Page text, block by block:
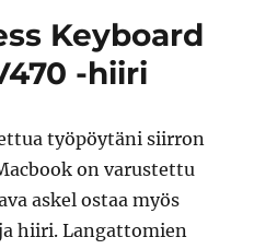
Keyboard
-hiiri
työpöytäni siirron
on varustettu
askel ostaa myös
hiiri. Langattomien